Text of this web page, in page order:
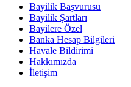
Bayilik Başvurusu
Bayilik Şartları
Bayilere Özel
Banka Hesap Bilgileri
Havale Bildirimi
Hakkımızda
İletişim